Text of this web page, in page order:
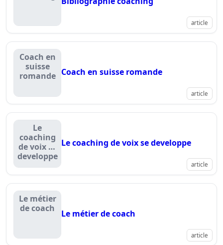
article
Coach en
suisse
romande Coach en suisse romande
article
Le
coaching
de voix se
developpe
Le coaching de voix se developpe
article
Le métier
de coach
Le métier de coach
article